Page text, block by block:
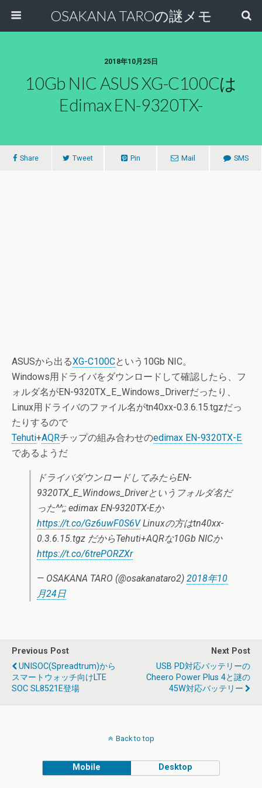
OSAKANA TAROの謎メモ
2018年10月25日
10Gb NIC ASUS XG-C100Cは
Edimax EN-9320TX-
Share Tweet Pin Mail SMS
ASUSから出るXG-C100Cという10Gb NIC。
Windows用ドライバをダウンロードして確認したら、フ
ォルダ名がEN-9320TX_E_Windows_Driverだったり、
Linux用ドライバのファイル名がtn40xx-0.3.6.15.tgzだっ
たりするので
Tehuti+AQRチップの組み合わせのedimax EN-9320TX-E
であるようだ
ドライバダウンロードしてみたらEN-
9320TX_E_Windows_Driverというフォルダ名だ
った^^;; edimax EN-9320TX-Eか
https://t.co/Gz6uwF0S6VLinuxの方はtn40xx-
0.3.6.15.tgz だからTehuti+AQRな10Gb NICか
https://t.co/6trePORZXr
— OSAKANA TARO (@osakanataro2) 2018年10
月24日
Previous Post
UNISOC(Spreadtrum)から
スマートウォッチ向けLTE
SOC SL8521E登場
Next Post
USB PD対応バッテリーの
Cheero Power Plus 4と謎の
45W対応バッテリー
Back to top
Mobile Desktop